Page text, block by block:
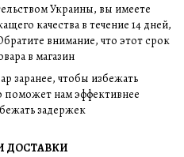
Украины, вы имеете
качества в течение 14 дней,
внимание, что этот срок
в магазин
заранее, чтобы избежать
поможет нам эффективнее
задержек
ДОСТАВКИ